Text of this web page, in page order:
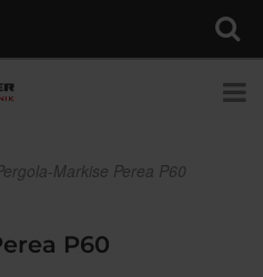
Markise Perea P60
P60